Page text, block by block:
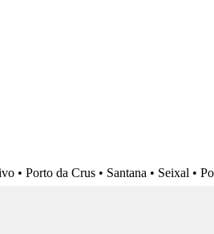
• Porto da Crus • Santana • Seixal •